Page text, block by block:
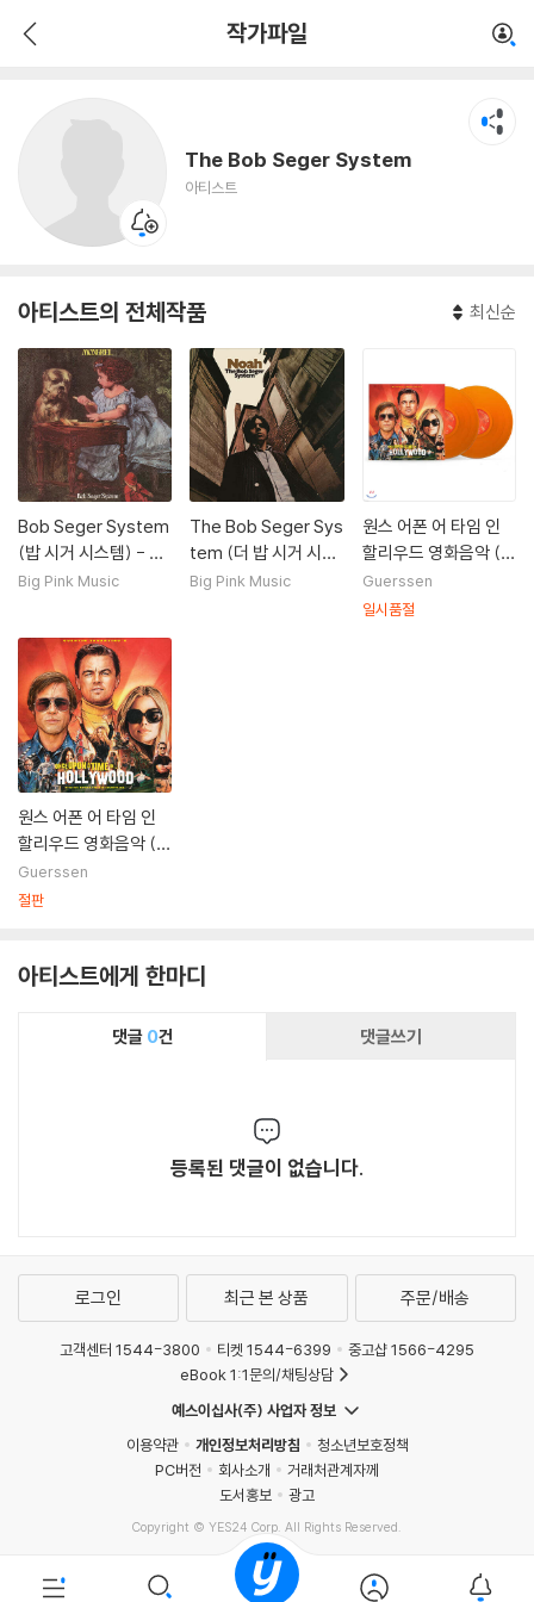
작가파일
The Bob Seger System
아티스트
아티스트의 전체작품 최신순
Bob Seger System
(밥 시거 시스템) - M
ongrel
Big Pink Music
The Bob Seger Sys
tem (더 밥 시거 시스
템) - 2집 Noah
Big Pink Music
원스 어폰 어 타임 인
할리우드 영화음악 (O
nce Upon A Time In
Hollywood OST)
Guerssen
일시품절
원스 어폰 어 타임 인
할리우드 영화음악 (O
nce Upon A Time In
Hollywood OST) [2
Guerssen
절판
아티스트에게 한마디
댓글 0건 댓글쓰기
등록된 댓글이 없습니다.
로그인 최근 본 상품 주문/배송
고객센터 1544-3800 티켓 1544-6399
중고샵 1566-4295
eBook 1:1문의/채팅상담
예스이십사(주) 사업자 정보
이용약관
개인정보처리방침
청소년보호정책
PC버전
회사소개
거래처관계자께
도서홍보
광고
Copyright © YES24 Corp. All Rights Reserved.